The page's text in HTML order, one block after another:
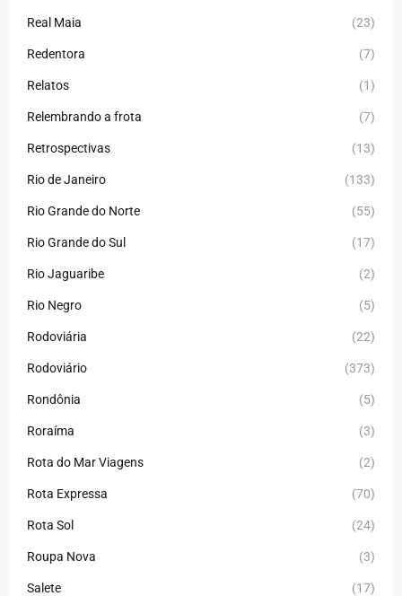
Real Maia (23)
Redentora (7)
Relatos (1)
Relembrando a frota (7)
Retrospectivas (13)
Rio de Janeiro (133)
Rio Grande do Norte (55)
Rio Grande do Sul (17)
Rio Jaguaribe (2)
Rio Negro (5)
Rodoviária (22)
Rodoviário (373)
Rondônia (5)
Roraíma (3)
Rota do Mar Viagens (2)
Rota Expressa (70)
Rota Sol (24)
Roupa Nova (3)
Salete (17)